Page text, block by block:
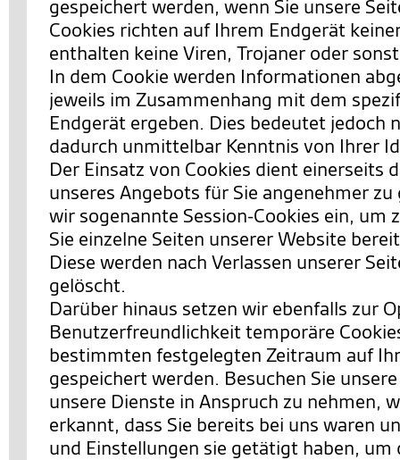
gespeichert werden, wenn Sie unsere
Cookies richten auf Ihrem Endgerät
enthalten keine Viren, Trojaner oder
In dem Cookie werden Informationen
jeweils im Zusammenhang mit dem
Endgerät ergeben. Dies bedeutet jedoch
dadurch unmittelbar Kenntnis von Ihrer
Der Einsatz von Cookies dient einerseits
unseres Angebots für Sie angenehmer
wir sogenannte Session-Cookies ein, um
Sie einzelne Seiten unserer Website
Diese werden nach Verlassen unserer
gelöscht.
Darüber hinaus setzen wir ebenfalls zur
Benutzerfreundlichkeit temporäre
bestimmten festgelegten Zeitraum auf
gespeichert werden. Besuchen Sie
unsere Dienste in Anspruch zu nehmen,
erkannt, dass Sie bereits bei uns waren
und Einstellungen sie getätigt haben, um